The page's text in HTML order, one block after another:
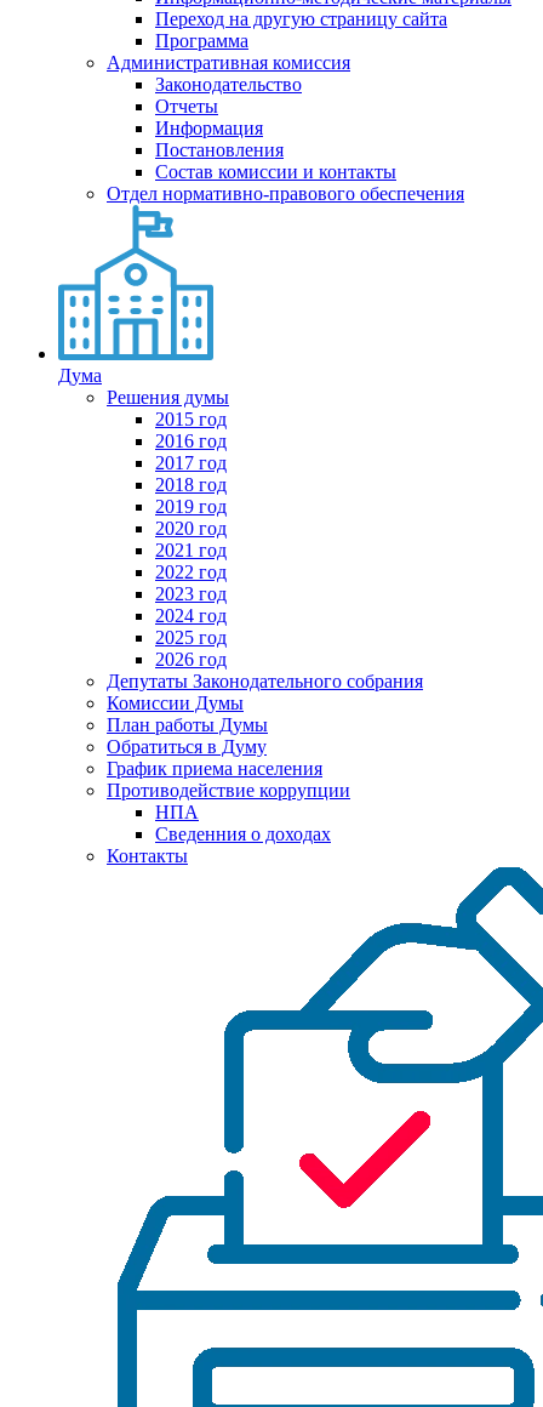
Переход на другую страницу сайта
Программа
Административная комиссия
Законодательство
Отчеты
Информация
Постановления
Состав комиссии и контакты
Отдел нормативно-правового обеспечения
Дума
Решения думы
2015 год
2016 год
2017 год
2018 год
2019 год
2020 год
2021 год
2022 год
2023 год
2024 год
2025 год
2026 год
Депутаты Законодательного собрания
Комиссии Думы
План работы Думы
Обратиться в Думу
График приема населения
Противодействие коррупции
НПА
Сведенния о доходах
Контакты